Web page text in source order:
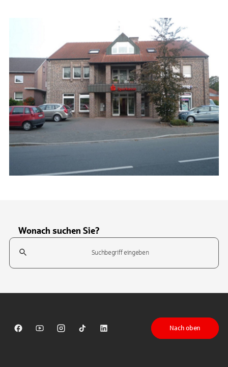
Wonach suchen Sie?
Suchfeld
Sparkasse auf Facebook
Sparkasse auf Youtube
Sparkasse auf Instagram
Sparkasse auf TikTok
Sparkasse auf LinkedIn
Nach oben